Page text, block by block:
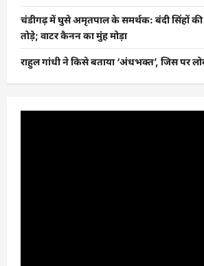
चंडीगढ़ में घुसे अमृतपाल के समर्थक: बंदी सिंहों की
तोड़े; वाटर कैनन का मुंह मोड़ा
राहुल गांधी ने किसे बताया ‘अंधभक्त’, जिस पर